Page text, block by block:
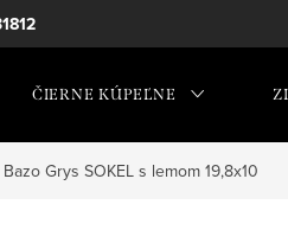
ČIERNE KÚPEĽNE
Bazo Grys SOKEL s lemom 19,8x10